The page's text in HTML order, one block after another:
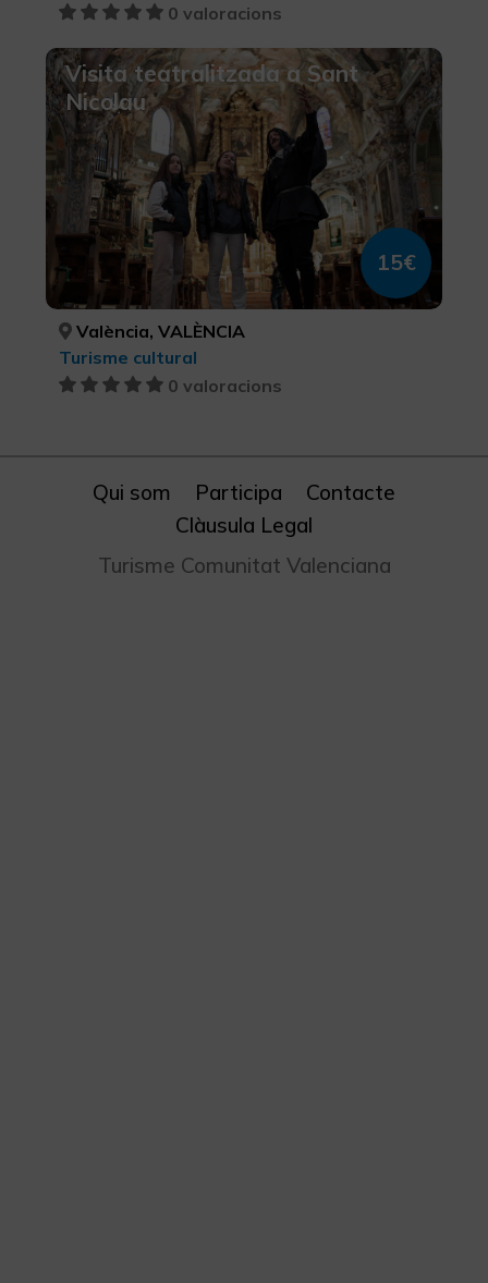
0 valoracions
Visita teatralitzada a Sant
Nicolau
15€
València, VALÈNCIA
Turisme cultural
0 valoracions
Qui som Participa
Contacte
Clàusula Legal
Turisme Comunitat Valenciana